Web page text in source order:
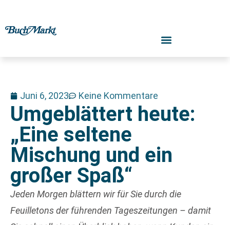
Juni 6, 2023 Keine Kommentare
Umgeblättert heute:
„Eine seltene
Mischung und ein
großer Spaß“
Jeden Morgen blättern wir für Sie durch die
Feuilletons der führenden Tageszeitungen – damit